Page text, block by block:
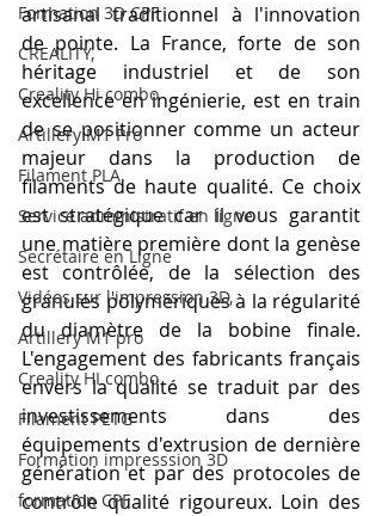
Formation 3D CPF
CREALITY,
Creality Hi combo
Artillery M1 Pro
Filament PLA
Service administratif en ligne
Secrétaire en Ligne
Vidéos sur l'impression 3D,
Artillery M1 pro
Creality HI combo
Filament PETG
Formation impresssion 3D
formation CPF
artisanal traditionnel à l'innovation
de pointe. La France, forte de son
héritage industriel et de son
excellence en ingénierie, est en train
de se positionner comme un acteur
majeur dans la production de
filaments de haute qualité. Ce choix
est stratégique car il vous garantit
une matière première dont la genèse
est contrôlée, de la sélection des
granulés polymériques à la régularité
du diamètre de la bobine finale.
L'engagement des fabricants français
envers la qualité se traduit par des
investissements dans des
équipements d'extrusion de dernière
génération et par des protocoles de
contrôle qualité rigoureux. Loin des